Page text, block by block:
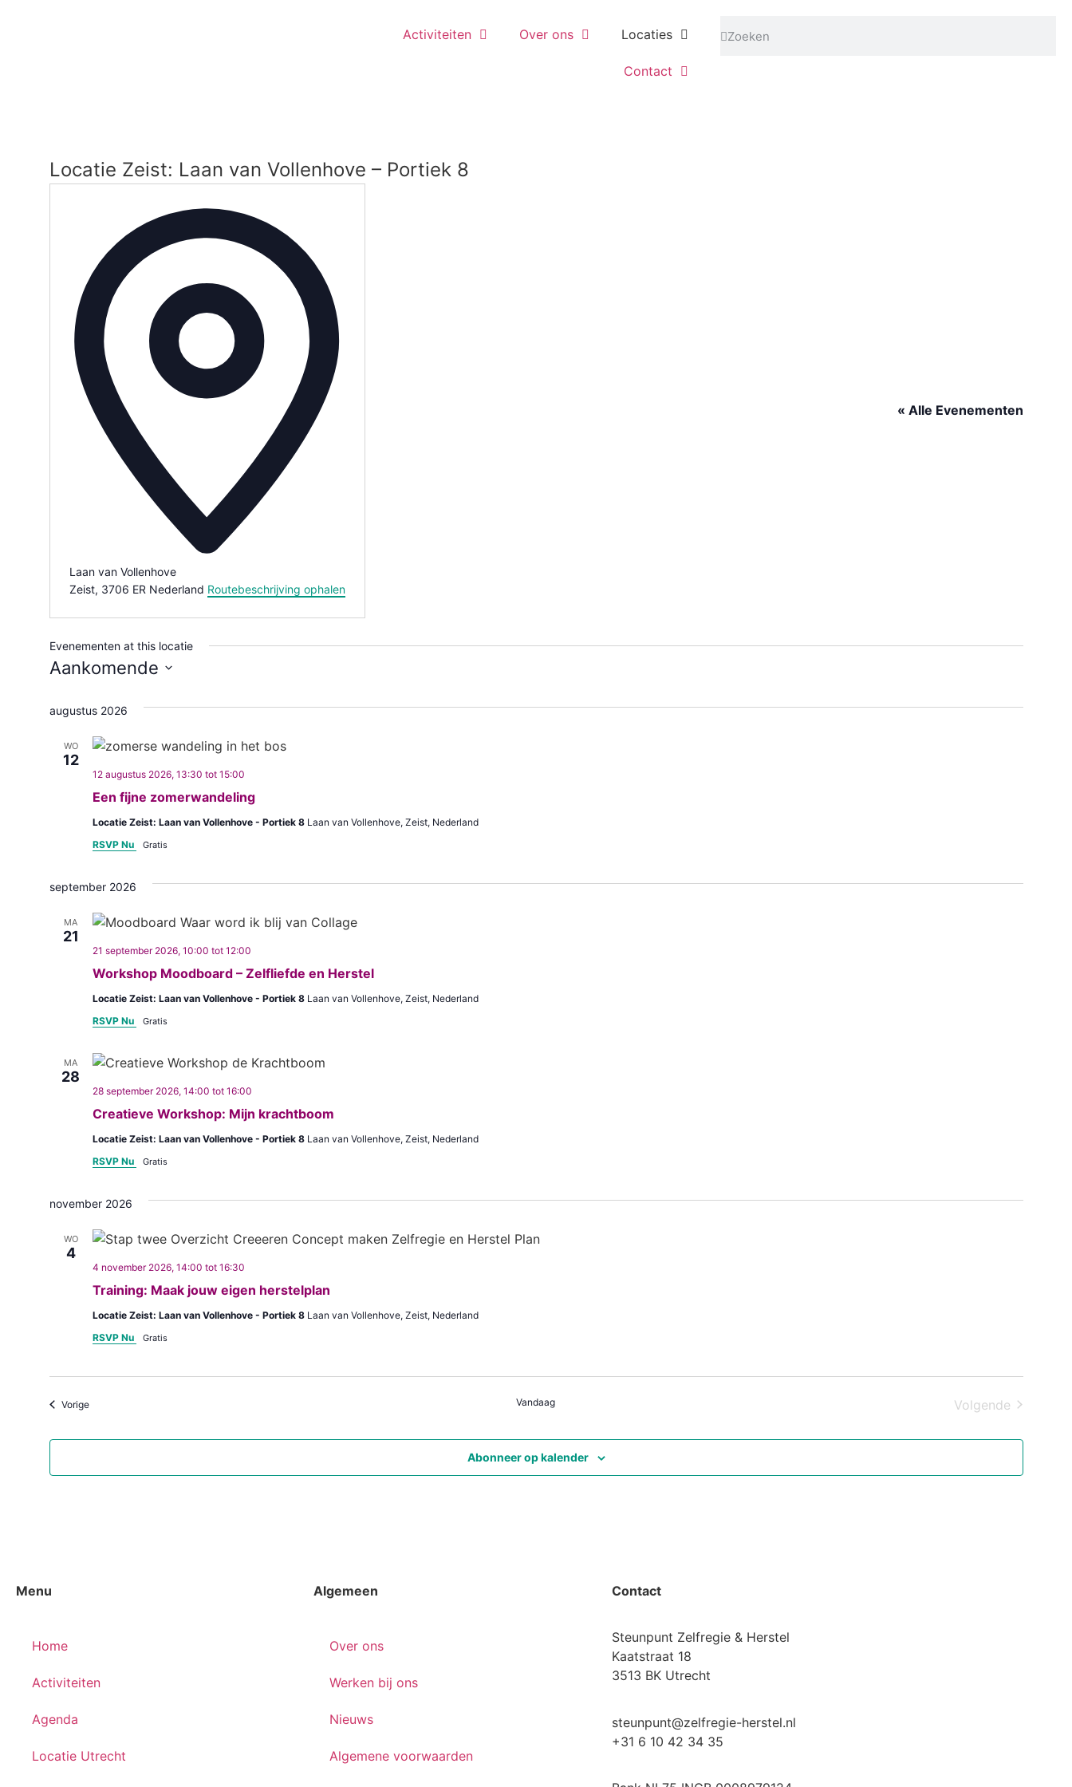
Activiteiten Over ons Locaties
Contact
Locatie Zeist: Laan van Vollenhove – Portiek 8
« Alle Evenementen
Laan van Vollenhove
Zeist, 3706 ER Nederland Routebeschrijving ophalen
Evenementen at this locatie
Aankomende
datum.
augustus 2026
WO
12
Een fijne zomerwandeling
12 augustus 2026, 13:30 tot 15:00
Locatie Zeist: Laan van Vollenhove - Portiek 8 Laan van Vollenhove, Zeist, Nederland
RSVP Nu
Gratis
september 2026
MA
21
Workshop Moodboard – Zelfliefde en Herstel
21 september 2026, 10:00 tot 12:00
Locatie Zeist: Laan van Vollenhove - Portiek 8 Laan van Vollenhove, Zeist, Nederland
RSVP Nu
Gratis
MA
28
Creatieve Workshop: Mijn krachtboom
28 september 2026, 14:00 tot 16:00
Locatie Zeist: Laan van Vollenhove - Portiek 8 Laan van Vollenhove, Zeist, Nederland
RSVP Nu
Gratis
november 2026
WO
4
Training: Maak jouw eigen herstelplan
4 november 2026, 14:00 tot 16:30
Herstelplan
Locatie Zeist: Laan van Vollenhove - Portiek 8 Laan van Vollenhove, Zeist, Nederland
RSVP Nu
Gratis
VorigeEvenementen Vandaag Volgende
Abonneer op kalender
Menu
Home
Activiteiten
Agenda
Locatie Utrecht
Algemeen
Over ons
Werken bij ons
Nieuws
Algemene voorwaarden
Contact
Steunpunt Zelfregie & Herstel
Kaatstraat 18
3513 BK Utrecht
steunpunt@zelfregie-herstel.nl
+31 6 10 42 34 35